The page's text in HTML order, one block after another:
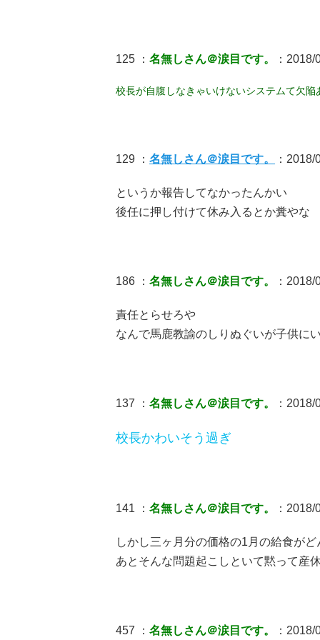
125 ： 名無しさん＠涙目です。 ：
校長が自腹しなきゃいけないシステムて欠
129 ： 名無しさん＠涙目です。 ：
というか報告してなかったんかい
後任に押し付けて休み入るとか糞やな
186 ： 名無しさん＠涙目です。 ：
責任とらせろや
なんで馬鹿教諭のしりぬぐいが子供に
137 ： 名無しさん＠涙目です。 ：
校長かわいそう過ぎ
141 ： 名無しさん＠涙目です。 ：
しかし三ヶ月分の価格の1月の給食が
あとそんな問題起こしといて黙って産
457 ： 名無しさん＠涙目です。 ：